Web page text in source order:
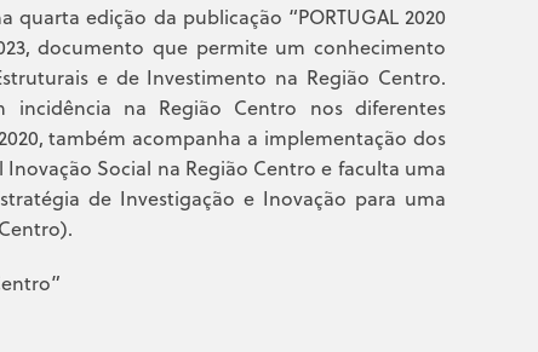
edição da publicação “PORTUGAL 2020
documento que permite um conhecimento
e de Investimento na Região Centro.
incidência na Região Centro nos diferentes
também acompanha a implementação dos
Social na Região Centro e faculta uma
de Investigação e Inovação para uma